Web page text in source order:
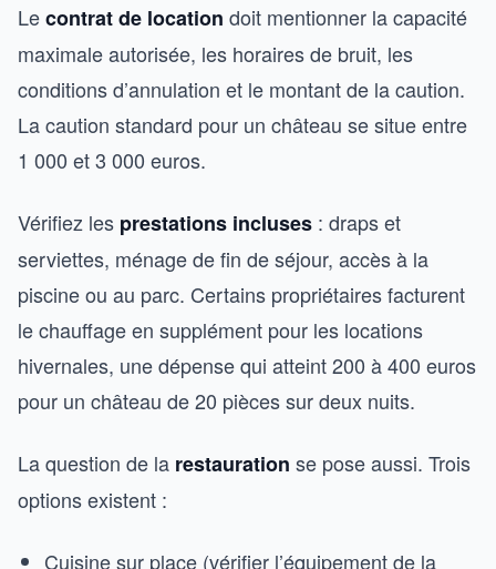
Lecontrat de location doit mentionner la capacité
maximale autorisée, les horaires de bruit, les
conditions d’annulation et le montant de la caution.
La caution standard pour un château se situe entre
1 000 et 3 000 euros.
Vérifiez les prestations incluses : draps et
serviettes, ménage de fin de séjour, accès à la
piscine ou au parc. Certains propriétaires facturent
le chauffage en supplément pour les locations
hivernales, une dépense qui atteint 200 à 400 euros
pour un château de 20 pièces sur deux nuits.
La question de la restauration se pose aussi. Trois
options existent :
Cuisine sur place (vérifier l’équipement de la